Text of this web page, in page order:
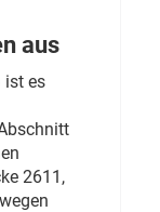
aus
ist es
2611,